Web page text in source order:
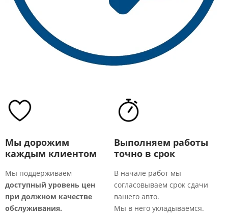
Мы дорожим
каждым клиентом
Мы поддерживаем
доступный уровень цен
при должном качестве
обслуживания.
Выполняем работы
точно в срок
В начале работ мы
согласовываем срок сдачи
вашего авто.
Мы в него укладываемся.